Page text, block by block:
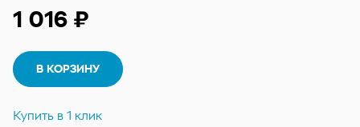
1 016 ₽
В КОРЗИНУ
Купить в 1 клик